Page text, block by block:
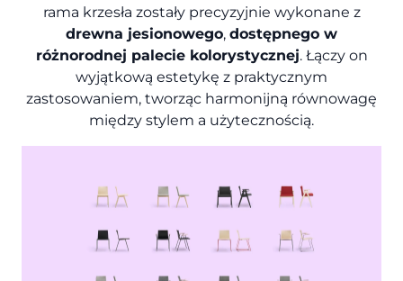
rama krzesła zostały precyzyjnie wykonane z
drewna jesionowego, dostępnego w
różnorodnej palecie kolorystycznej. Łączy on
wyjątkową estetykę z praktycznym
zastosowaniem, tworząc harmonijną równowagę
między stylem a użytecznością.